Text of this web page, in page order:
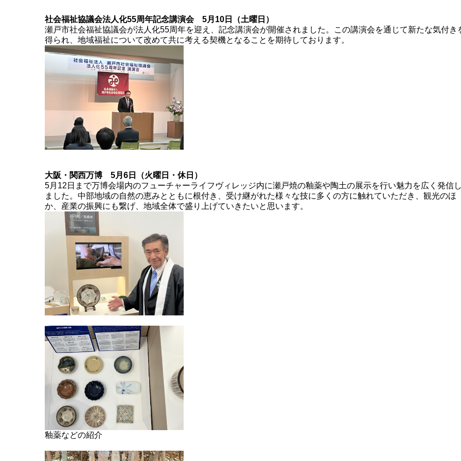
社会福祉協議会法人化55周年記念講演会 5月10日（土曜日）
瀬戸市社会福祉協議会が法人化55周年を迎え、記念講演会が開催されました。この講演会を通じて新たな気付き
得られ、地域福祉について改めて共に考える契機となることを期待しております。
大阪・関西万博 5月6日（火曜日・休日）
5月12日まで万博会場内のフューチャーライフヴィレッジ内に瀬戸焼の釉薬や陶土の展示を行い魅力を広く発信
ました。中部地域の自然の恵みとともに根付き、受け継がれた様々な技に多くの方に触れていただき、観光のほ
か、産業の振興にも繋げ、地域全体で盛り上げていきたいと思います。
釉薬などの紹介